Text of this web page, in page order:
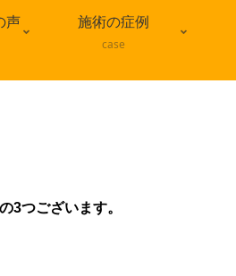
声
施術の症例
case
3つございます。